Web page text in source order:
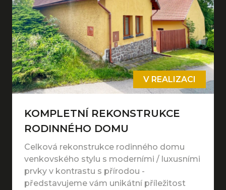
V REALIZACI
KOMPLETNÍ REKONSTRUKCE
RODINNÉHO DOMU
Celková rekonstrukce rodinného domu
venkovského stylu s moderními / luxusními
prvky v kontrastu s přírodou -
představujeme vám unikátní příležitost